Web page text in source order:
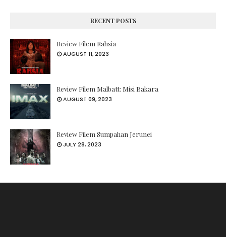
RECENT POSTS
Review Filem Rahsia
AUGUST 11, 2023
Review Filem Malbatt: Misi Bakara
AUGUST 09, 2023
Review Filem Sumpahan Jerunei
JULY 28, 2023